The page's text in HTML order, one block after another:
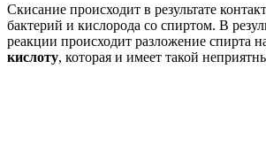
Скисание происходит в результате
бактерий и кислорода со спиртом. В
реакции происходит разложение спирта
кислоту, которая и имеет такой